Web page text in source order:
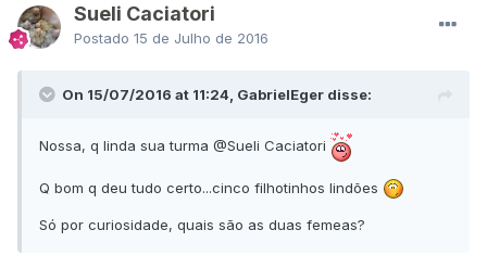
Sueli Caciatori
Postado 15 de Julho de 2016
On 15/07/2016 at 11:24, GabrielEger disse:
Nossa, q linda sua turma @Sueli Caciatori
Q bom q deu tudo certo...cinco filhotinhos lindões
Só por curiosidade, quais são as duas femeas?